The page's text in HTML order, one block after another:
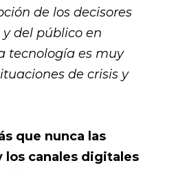
de los decisores
del público en
tecnología es muy
de crisis y
que nunca las
los canales digitales